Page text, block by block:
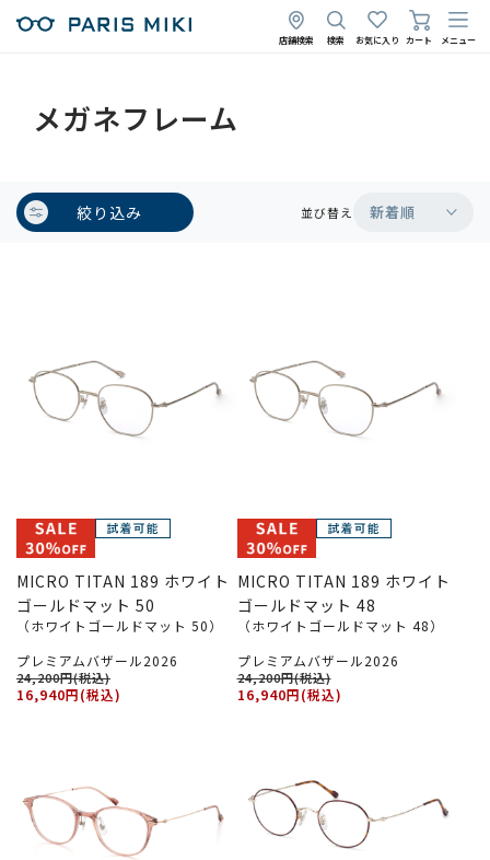
店舗検索 検索 お気に入り カート メニュー
メガネフレーム
絞り込み 並び替え 新着順
MICRO TITAN 189 ホワイト
ゴールドマット 50
（ホワイトゴールドマット 50）
プレミアムバザール2026
24,200円(税込)
16,940円(税込)
MICRO TITAN 189 ホワイト
ゴールドマット 48
（ホワイトゴールドマット 48）
プレミアムバザール2026
24,200円(税込)
16,940円(税込)